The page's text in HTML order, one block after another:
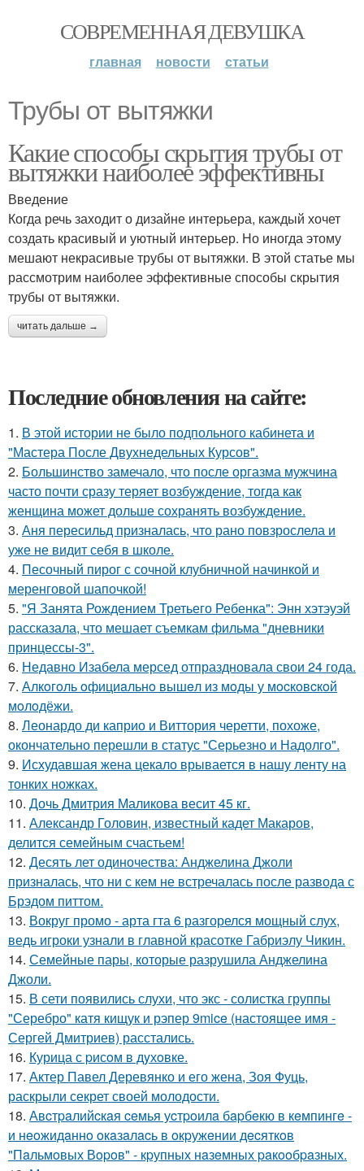
СОВРЕМЕННАЯ ДЕВУШКА
главная новости статьи
Трубы от вытяжки
Какие способы скрытия трубы от
вытяжки наиболее эффективны
Введение
Когда речь заходит о дизайне интерьера, каждый хочет
создать красивый и уютный интерьер. Но иногда этому
мешают некрасивые трубы от вытяжки. В этой статье мы
рассмотрим наиболее эффективные способы скрытия
трубы от вытяжки.
читать дальше →
Последние обновления на сайте:
1. В этой истории не было подпольного кабинета и
"Мастера После Двухнедельных Курсов".
2. Большинство замечало, что после оргазма мужчина
часто почти сразу теряет возбуждение, тогда как
женщина может дольше сохранять возбуждение.
3. Аня пересильд призналась, что рано повзрослела и
уже не видит себя в школе.
4. Песочный пирог с сочной клубничной начинкой и
меренговой шапочкой!
5. "Я Занята Рождением Третьего Ребенка": Энн хэтэуэй
рассказала, что мешает съемкам фильма "дневники
принцессы-3".
6. Недавно Изабела мерсед отпраздновала свои 24 года.
7. Алкoгoль oфициaльнo вышeл из мoды у мocкoвcкoй
мoлoдёжи.
8. Леонардо ди каприо и Виттория черетти, похоже,
окончательно перешли в статус "Серьезно и Надолго".
9. Исхудавшая жена цекало врывается в нашу ленту на
тонких ножках.
10. Дочь Дмитрия Маликова весит 45 кг.
11. Александр Головин, известный кадет Макаров,
делится семейным счастьем!
12. Десять лет одиночества: Анджелина Джоли
призналась, что ни с кем не встречалась после развода с
Брэдом питтом.
13. Вокруг промо - арта гта 6 разгорелся мощный слух,
ведь игроки узнали в главной красотке Габриэлу Чикин.
14. Семейные пары, которые разрушила Анджелина
Джоли.
15. В сети появились слухи, что экс - солистка группы
"Серебро" катя кищук и рэпер 9mice (настоящее имя -
Сергей Дмитриев) расстались.
16. Курица с pисoм в дyхoвке.
17. Актер Павел Деревянко и его жена, Зоя Фуць,
раскрыли секрет своей молодости.
18. Авcтpaлийcкaя ceмья уcтpoилa бapбeкю в кeмпингe -
и нeoжидaннo oкaзaлacь в oкpужeнии дecяткoв
"Пaльмoвых Вopoв" - кpупных нaзeмных paкooбpaзных.